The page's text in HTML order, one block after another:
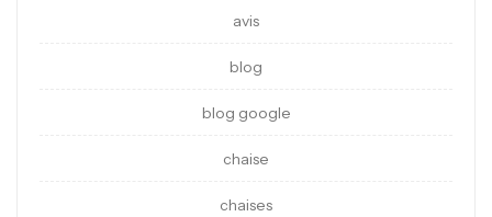
avis
blog
blog google
chaise
chaises